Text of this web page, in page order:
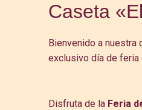
Caseta
Bienvenido a nuestra
exclusivo día de feria
Disfruta de la Feria